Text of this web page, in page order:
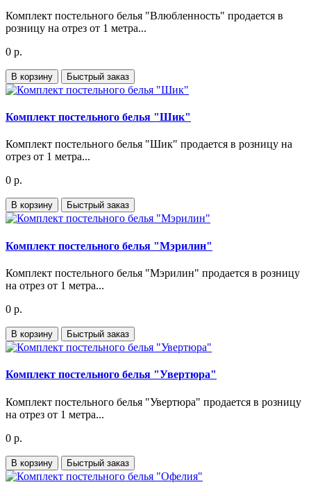
Комплект постельного белья "Влюбленность" продается в
розницу на отрез от 1 метра...
0 р.
В корзину Быстрый заказ
Комплект постельного белья "Шик"
Комплект постельного белья "Шик" продается в розницу на
отрез от 1 метра...
0 р.
В корзину Быстрый заказ
Комплект постельного белья "Мэрилин"
Комплект постельного белья "Мэрилин" продается в розницу
на отрез от 1 метра...
0 р.
В корзину Быстрый заказ
Комплект постельного белья "Увертюра"
Комплект постельного белья "Увертюра" продается в розницу
на отрез от 1 метра...
0 р.
В корзину Быстрый заказ